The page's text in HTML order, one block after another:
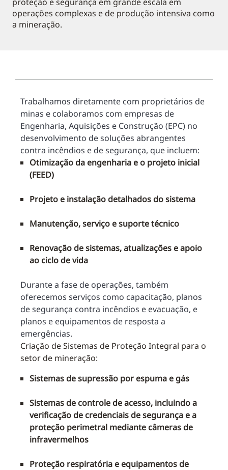
operações complexas e de produção intensiva como
a mineração.
Trabalhamos diretamente com proprietários de
minas e colaboramos com empresas de
Engenharia, Aquisições e Construção (EPC) no
desenvolvimento de soluções abrangentes
contra incêndios e de segurança, que incluem:
Otimização da engenharia e o projeto inicial
(FEED)
Projeto e instalação detalhados do sistema
Manutenção, serviço e suporte técnico
Renovação de sistemas, atualizações e apoio
ao ciclo de vida
Durante a fase de operações, também
oferecemos serviços como capacitação, planos
de segurança contra incêndios e evacuação, e
planos e equipamentos de resposta a
emergências.
Criação de Sistemas de Proteção Integral para o
setor de mineração:
Sistemas de supressão por espuma e gás
Sistemas de controle de acesso, incluindo a
verificação de credenciais de segurança e a
proteção perimetral mediante câmeras de
infravermelhos
Proteção respiratória e equipamentos de